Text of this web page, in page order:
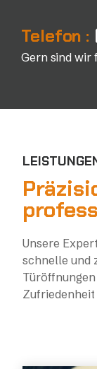
Telefon :
Gern sind wir
Unsere
schnelle und
Zufriedenheit